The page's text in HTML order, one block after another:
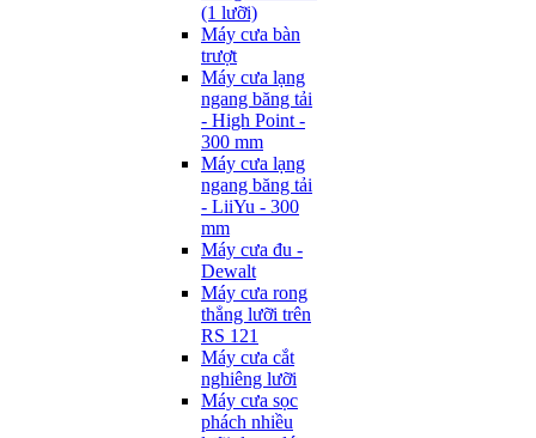
(1 lưỡi)
Máy cưa bàn
trượt
Máy cưa lạng
ngang băng tải
- High Point -
300 mm
Máy cưa lạng
ngang băng tải
- LiiYu - 300
mm
Máy cưa đu -
Dewalt
Máy cưa rong
thẳng lưỡi trên
RS 121
Máy cưa cắt
nghiêng lưỡi
Máy cưa sọc
phách nhiều